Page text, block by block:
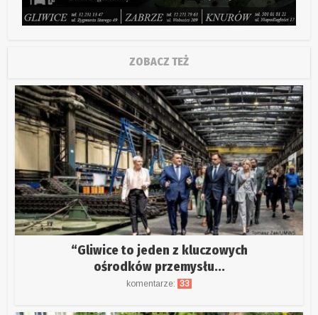
ZOBACZ TEŻ
“Gliwice to jeden z kluczowych
ośrodków przemysłu...
komentarze: 33